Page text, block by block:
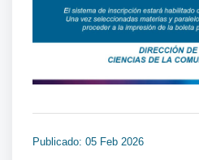
Publicado: 05 Feb 2026